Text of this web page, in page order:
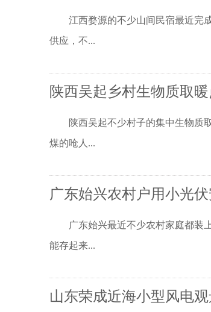
江西婺源的不少山间民宿最近完成
供应，不...
陕西吴起乡村生物质取暖
陕西吴起不少村子的集中生物质取
煤的呛人...
广东始兴农村户用小光
广东始兴最近不少农村家庭都装上
能存起来...
山东荣成近海小型风电